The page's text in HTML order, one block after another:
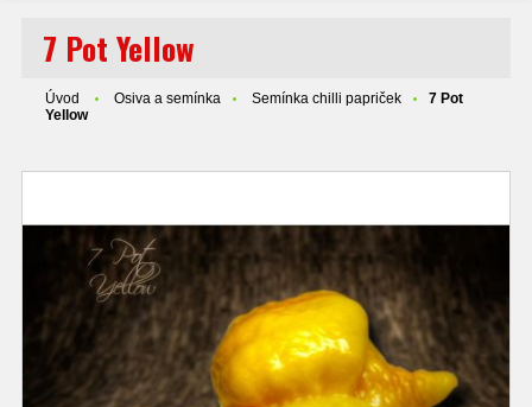
7 Pot Yellow
Úvod Osiva a semínka Semínka chilli papriček
7 Pot
Yellow